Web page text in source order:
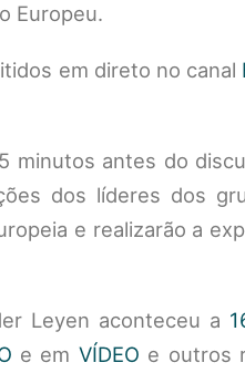
Europeu.
em direto no canal
minutos antes do
dos líderes dos
e realizarão a
Leyen aconteceu a
e em VÍDEO e outros